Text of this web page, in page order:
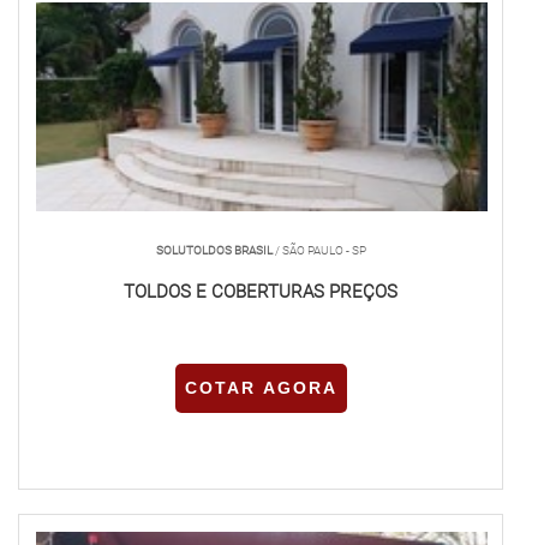
SOLUTOLDOS BRASIL/ SÃO PAULO - SP
TOLDOS E COBERTURAS PREÇOS
COTAR AGORA